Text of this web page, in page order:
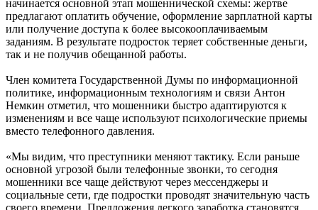
начинается основной этап мошеннической схемы: жертве
предлагают оплатить обучение, оформление зарплатной карты
или получение доступа к более высокооплачиваемым
заданиям. В результате подросток теряет собственные деньги,
так и не получив обещанной работы.
Член комитета Государственной Думы по информационной
политике, информационным технологиям и связи Антон
Немкин отметил, что мошенники быстро адаптируются к
изменениям и все чаще используют психологические приемы
вместо телефонного давления.
«Мы видим, что преступники меняют тактику. Если раньше
основной угрозой были телефонные звонки, то сегодня
мошенники все чаще действуют через мессенджеры и
социальные сети, где подростки проводят значительную часть